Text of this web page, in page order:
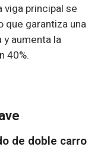
viga principal se
que garantiza una
aumenta la
40%.
de doble carro